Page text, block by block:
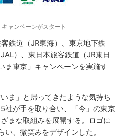
キャンペーンがスタート
鉄道（JR東海）、東京地下鉄
）、東日本旅客鉄道（JR東日
ま東京」キャンペーンを実施す
ま」と帰ってきたような気持ち
社が手を取り合い、「今」の東京
まな取組みを展開する。ロゴに
、微笑みをデザインした。